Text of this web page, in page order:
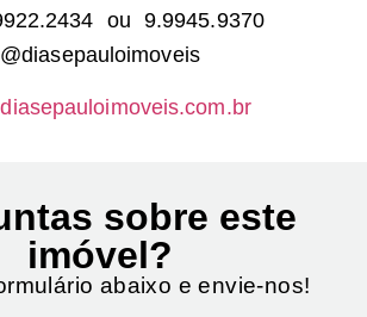
ou 9.9945.9370
@diasepauloimoveis
sobre este
imóvel?
abaixo e envie-nos!